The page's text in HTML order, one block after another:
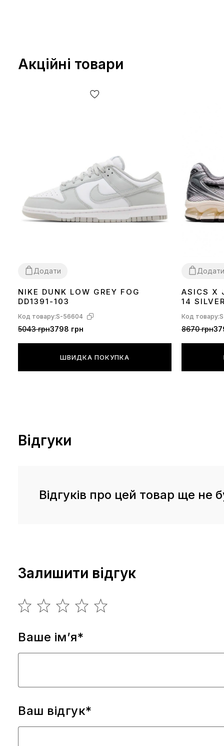
Акційні товари
Додати
3637 383940 4142 43 44 45
NIKE DUNK LOW GREY FOG
DD1391-103
Код товару:S-56604
5043 грн3798 грн
ШВИДКА ПОКУПКА
Додати
36 373839
ASICS X
14
Код товару:
8670 грн
Відгуки
Відгуків про цей товар ще не
Залишити відгук
Ваше ім’я*
Ваш відгук*